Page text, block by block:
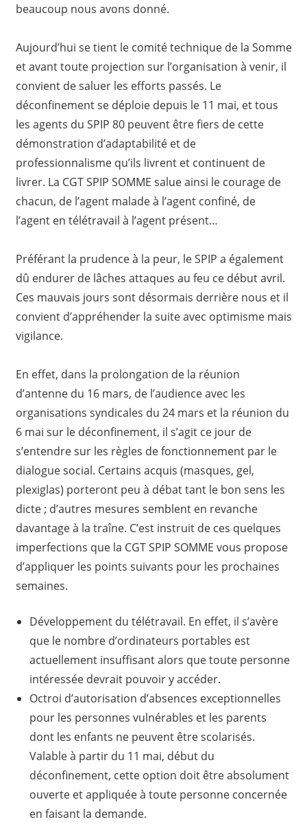
beaucoup nous avons donné.
Aujourd’hui se tient le comité technique de la Somme
et avant toute projection sur l’organisation à venir, il
convient de saluer les efforts passés. Le
déconfinement se déploie depuis le 11 mai, et tous
les agents du SPIP 80 peuvent être fiers de cette
démonstration d’adaptabilité et de
professionnalisme qu’ils livrent et continuent de
livrer. La CGT SPIP SOMME salue ainsi le courage de
chacun, de l’agent malade à l’agent confiné, de
l’agent en télétravail à l’agent présent…
Préférant la prudence à la peur, le SPIP a également
dû endurer de lâches attaques au feu ce début avril.
Ces mauvais jours sont désormais derrière nous et il
convient d’appréhender la suite avec optimisme mais
vigilance.
En effet, dans la prolongation de la réunion
d’antenne du 16 mars, de l’audience avec les
organisations syndicales du 24 mars et la réunion du
6 mai sur le déconfinement, il s’agit ce jour de
s’entendre sur les règles de fonctionnement par le
dialogue social. Certains acquis (masques, gel,
plexiglas) porteront peu à débat tant le bon sens les
dicte ; d’autres mesures semblent en revanche
davantage à la traîne. C’est instruit de ces quelques
imperfections que la CGT SPIP SOMME vous propose
d’appliquer les points suivants pour les prochaines
semaines.
Développement du télétravail. En effet, il s’avère
que le nombre d’ordinateurs portables est
actuellement insuffisant alors que toute personne
intéressée devrait pouvoir y accéder.
Octroi d’autorisation d’absences exceptionnelles
pour les personnes vulnérables et les parents
dont les enfants ne peuvent être scolarisés.
Valable à partir du 11 mai, début du
déconfinement, cette option doit être absolument
ouverte et appliquée à toute personne concernée
en faisant la demande.